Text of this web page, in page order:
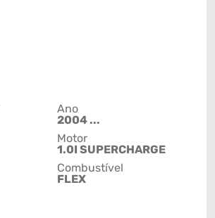
Ano
2004 ...
Motor
1.0I SUPERCHARGE
Combustível
FLEX